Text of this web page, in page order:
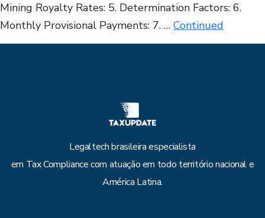
Mining Royalty Rates: 5. Determination Factors: 6.
Monthly Provisional Payments: 7. … Continued
Legaltech brasileira especialista
em Tax Compliance com atuação em todo território nacional e
América Latina.